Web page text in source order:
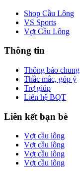
Shop Cầu Lông
VS Sports
Vợt Cầu Lông
Thông tin
Thông báo chung
Thắc mắc, góp ý
Trợ giúp
Liên hệ BQT
Liên kết bạn bè
Vợt cầu lông
Vợt cầu lông
Vợt cầu lông
Vợt cầu lông